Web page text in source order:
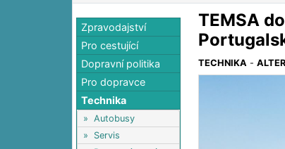
Zpravodajství
Pro cestující
Dopravní politika
Pro dopravce
Technika
» Autobusy
» Servis
TEMSA
TECHNIKA -